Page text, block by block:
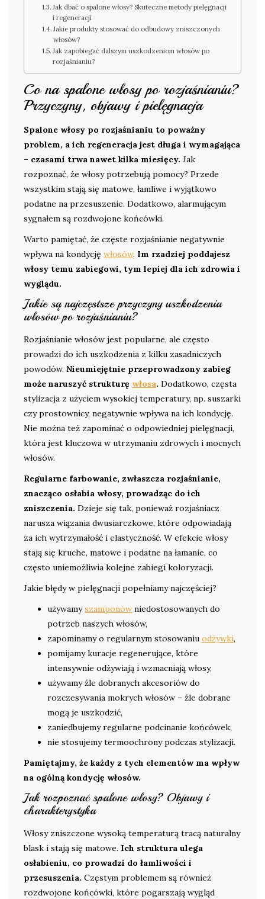
Jak dbać o spalone włosy? Skuteczne metody pielęgnacji
i regeneracji
Jakie produkty stosować do odbudowy zniszczonych
włosów?
Jak zapobiegać dalszym uszkodzeniom włosów po
rozjaśnianiu?
Co na spalone włosy po rozjaśnianiu?
Przyczyny, objawy i pielęgnacja
Spalone włosy po rozjaśnianiu to poważny
problem, a ich regeneracja jest długa i wymagająca
– czasami trwa nawet kilka miesięcy. Jak
rozpoznać, że włosy potrzebują pomocy? Przede
wszystkim stają się matowe, łamliwe i wyjątkowo
podatne na przesuszenie. Dodatkowo, alarmującym
sygnałem są rozdwojone końcówki.
Warto pamiętać, że częste rozjaśnianie negatywnie
wpływa na kondycję włosów. Im rzadziej poddajesz
włosy temu zabiegowi, tym lepiej dla ich zdrowia i
wyglądu.
Jakie są najczęstsze przyczyny uszkodzenia
włosów po rozjaśnianiu?
Rozjaśnianie włosów jest popularne, ale często
prowadzi do ich uszkodzenia z kilku zasadniczych
powodów. Nieumiejętnie przeprowadzony zabieg
może naruszyć strukturę włosa. Dodatkowo, częsta
stylizacja z użyciem wysokiej temperatury, np. suszarki
czy prostownicy, negatywnie wpływa na ich kondycję.
Nie można też zapominać o odpowiedniej pielęgnacji,
która jest kluczowa w utrzymaniu zdrowych i mocnych
włosów.
Regularne farbowanie, zwłaszcza rozjaśnianie,
znacząco osłabia włosy, prowadząc do ich
zniszczenia. Dzieje się tak, ponieważ rozjaśniacz
narusza wiązania dwusiarczkowe, które odpowiadają
za ich wytrzymałość i elastyczność. W efekcie włosy
stają się kruche, matowe i podatne na łamanie, co
często uniemożliwia kolejne zabiegi koloryzacji.
Jakie błędy w pielęgnacji popełniamy najczęściej?
używamyszamponów niedostosowanych do
potrzeb naszych włosów,
zapominamy o regularnym stosowaniu odżywki,
pomijamy kuracje regenerujące, które
intensywnie odżywiają i wzmacniają włosy,
używamy źle dobranych akcesoriów do
rozczesywania mokrych włosów – źle dobrane
mogą je uszkodzić,
zaniedbujemy regularne podcinanie końcówek,
nie stosujemy termoochrony podczas stylizacji.
Pamiętajmy, że każdy z tych elementów ma wpływ
na ogólną kondycję włosów.
Jak rozpoznać spalone włosy? Objawy i
charakterystyka
Włosy zniszczone wysoką temperaturą tracą naturalny
blask i stają się matowe. Ich struktura ulega
osłabieniu, co prowadzi do łamliwości i
przesuszenia. Częstym problemem są również
rozdwojone końcówki, które pogarszają wygląd